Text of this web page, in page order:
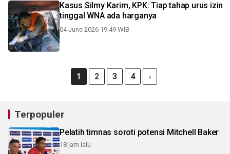
Kasus Silmy Karim, KPK: Tiap tahap urus izin
tinggal WNA ada harganya
04 June 2026 19:49 WIB
1 2 3 4
Terpopuler
Pelatih timnas soroti potensi Mitchell Baker
18 jam lalu